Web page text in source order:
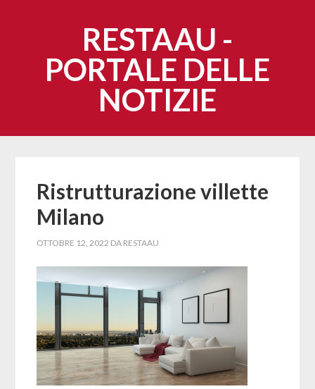
RESTAAU -
PORTALE DELLE
NOTIZIE
Ristrutturazione villette
Milano
OTTOBRE 12, 2022 DA RESTAAU